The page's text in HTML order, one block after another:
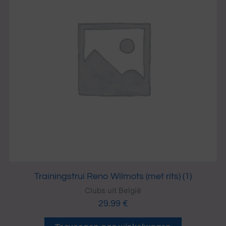
Trainingstrui Reno Wilmots (met rits) (1)
Clubs uit België
29.99 €